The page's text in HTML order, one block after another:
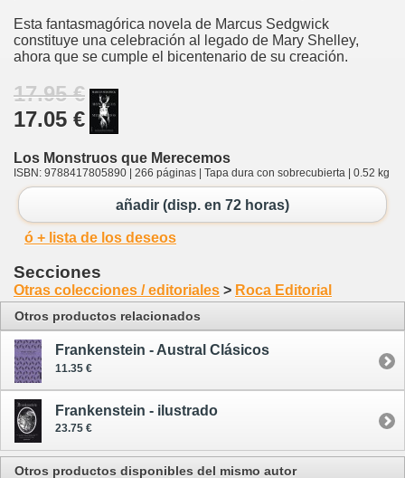
Esta fantasmagórica novela de Marcus Sedgwick
constituye una celebración al legado de Mary Shelley,
ahora que se cumple el bicentenario de su creación.
17.95 €
17.05 €
Los Monstruos que Merecemos
ISBN: 9788417805890 | 266 páginas | Tapa dura con sobrecubierta | 0.52 kg
añadir (disp. en 72 horas)
ó + lista de los deseos
Secciones
Otras colecciones / editoriales > Roca Editorial
Otros productos relacionados
Frankenstein - Austral Clásicos
11.35 €
Frankenstein - ilustrado
23.75 €
Otros productos disponibles del mismo autor